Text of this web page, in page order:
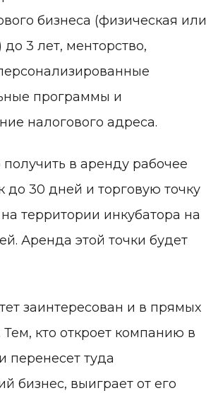
бизнеса (физическая или
до 3 лет, менторство,
программы и
налогового адреса.
в аренду рабочее
до 30 дней и торговую точку
территории инкубатора на
Аренда этой точки будет
заинтересован и в прямых
Тем, кто откроет компанию в
перенесет туда
бизнес, выиграет от его